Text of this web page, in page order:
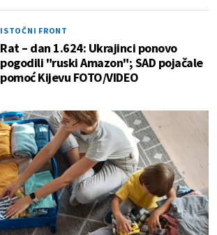
ISTOČNI FRONT
Rat – dan 1.624: Ukrajinci ponovo
pogodili "ruski Amazon"; SAD pojačale
pomoć Kijevu FOTO/VIDEO